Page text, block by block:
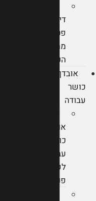
דין
פטור
ממס
הכנסה
אובדן
כושר
עבודה
אובדן
כושר
עבודה
לקרן
פנסיה